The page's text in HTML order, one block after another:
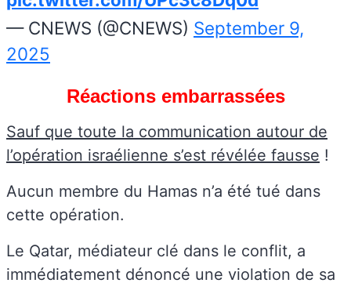
— CNEWS (@CNEWS) September 9,
2025
Réactions embarrassées
Sauf que toute la communication autour de
l’opération israélienne s’est révélée fausse !
Aucun membre du Hamas n’a été tué dans
cette opération.
Le Qatar, médiateur clé dans le conflit, a
immédiatement dénoncé une violation de sa